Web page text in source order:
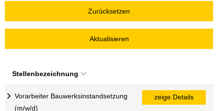
Zurücksetzen
Aktualisieren
Stellenbezeichnung
Vorarbeiter Bauwerksinstandsetzung
(m/w/d)
zeige Details